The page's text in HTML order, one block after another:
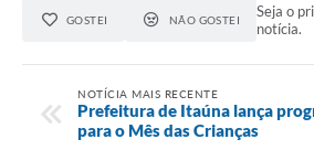
GOSTEI NÃO GOSTEI
Seja o
notícia.
NOTÍCIA MAIS RECENTE
Prefeitura de Itaúna lança
para o Mês das Crianças